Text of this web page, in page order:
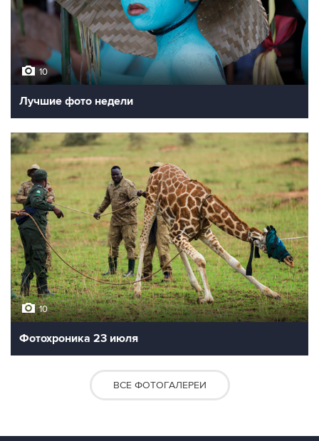
10
Лучшие фото недели
10
Фотохроника 23 июля
ВСЕ ФОТОГАЛЕРЕИ